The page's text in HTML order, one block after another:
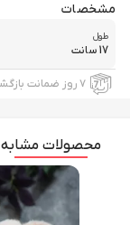
مشخصات
طول
17 سانت
۷ روز ضمانت بازگشت کالا
محصولات مشابه